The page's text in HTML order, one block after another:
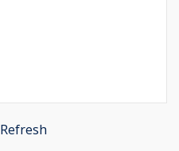
Refresh